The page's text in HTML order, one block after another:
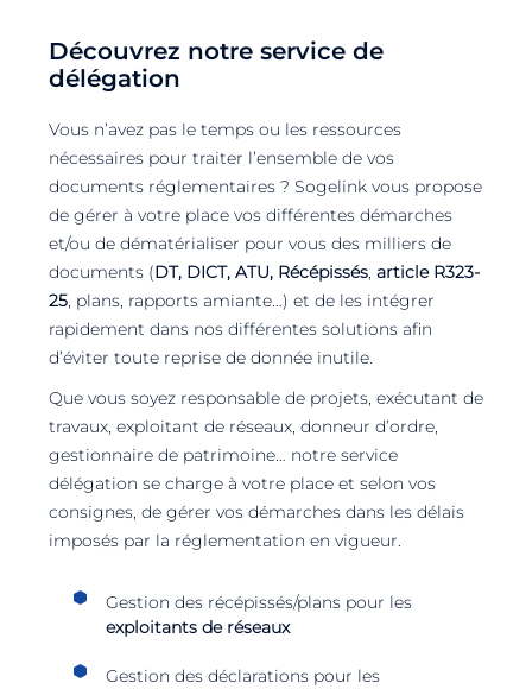
Découvrez notre service de
délégation
Vous n’avez pas le temps ou les ressources
nécessaires pour traiter l’ensemble de vos
documents réglementaires ? Sogelink vous propose
de gérer à votre place vos différentes démarches
et/ou de dématérialiser pour vous des milliers de
documents (DT, DICT, ATU, Récépissés, article R323-
25, plans, rapports amiante…) et de les intégrer
rapidement dans nos différentes solutions afin
d’éviter toute reprise de donnée inutile.
Que vous soyez responsable de projets, exécutant de
travaux, exploitant de réseaux, donneur d’ordre,
gestionnaire de patrimoine… notre service
délégation se charge à votre place et selon vos
consignes, de gérer vos démarches dans les délais
imposés par la réglementation en vigueur.
Gestion des récépissés/plans pour les
exploitants de réseaux
Gestion des déclarations pour les